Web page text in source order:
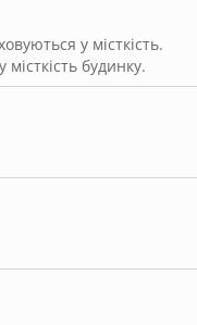
у місткість.
будинку.